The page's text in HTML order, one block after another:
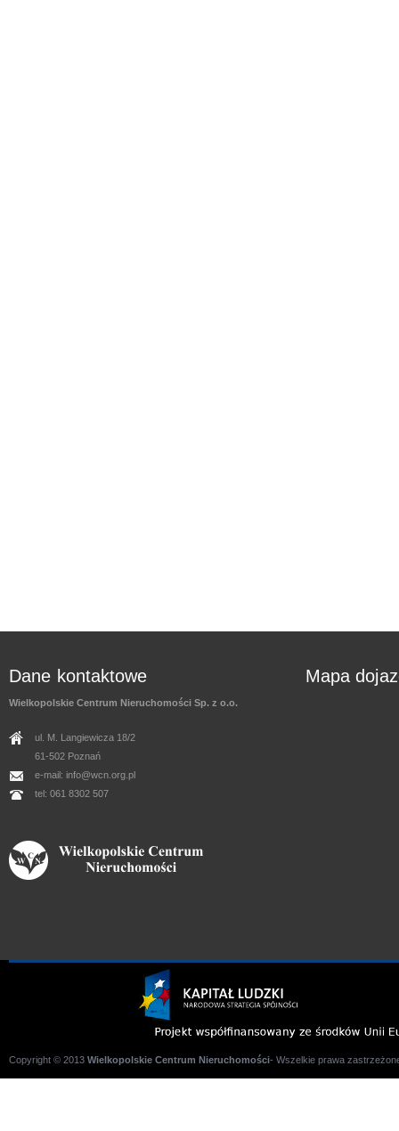
Dane kontaktowe
Wielkopolskie Centrum Nieruchomości Sp. z o.o.
ul. M. Langiewicza 18/2
61-502 Poznań
e-mail: info@wcn.org.pl
tel: 061 8302 507
Mapa
Copyright © 2013 Wielkopolskie Centrum Nieruchomości- Wszelkie prawa